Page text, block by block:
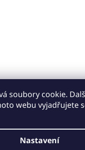
soubory cookie.
webu vyjadřujete
Nastavení